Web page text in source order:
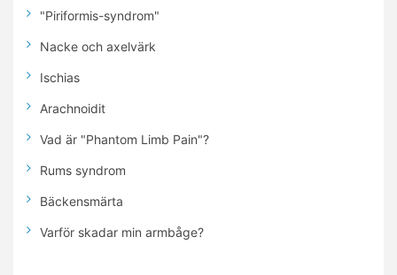
"Piriformis-syndrom"
Nacke och axelvärk
Ischias
Arachnoidit
Vad är "Phantom Limb Pain"?
Rums syndrom
Bäckensmärta
Varför skadar min armbåge?